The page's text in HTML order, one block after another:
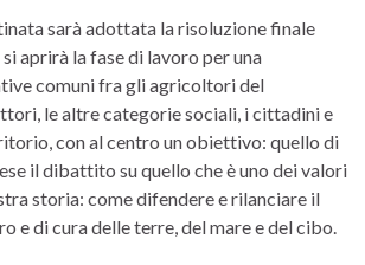
sarà adottata la risoluzione finale
aprirà la fase di lavoro per una
comuni fra gli agricoltori del
le altre categorie sociali, i cittadini e
con al centro un obiettivo: quello di
il dibattito su quello che è uno dei valori
storia: come difendere e rilanciare il
e di cura delle terre, del mare e del cibo.